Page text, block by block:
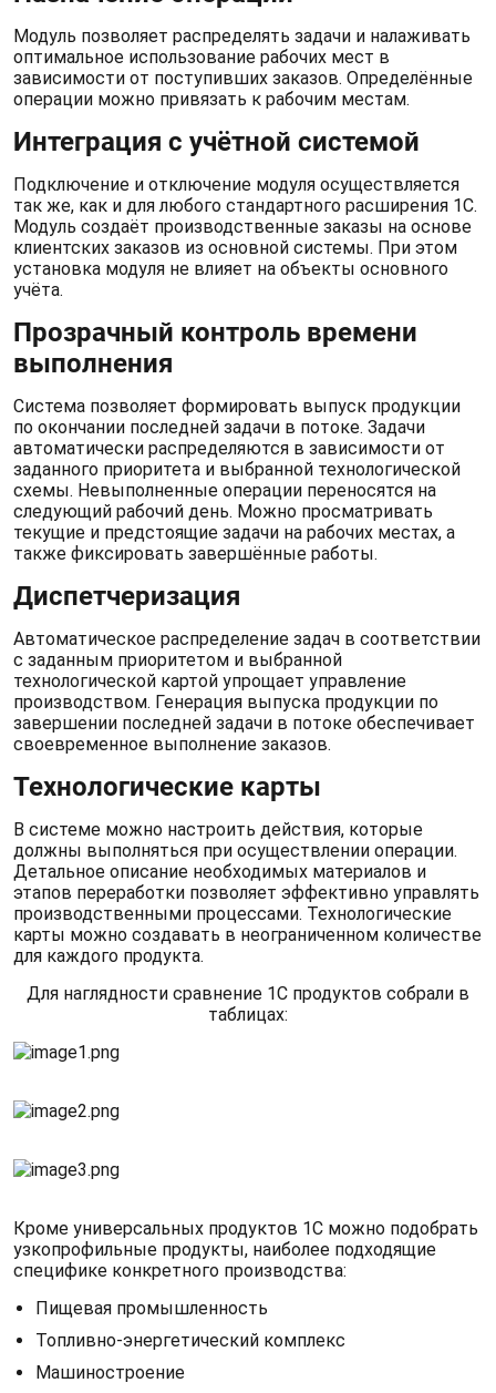
Модуль позволяет распределять задачи и налаживать
оптимальное использование рабочих мест в
зависимости от поступивших заказов. Определённые
операции можно привязать к рабочим местам.
Интеграция с учётной системой
Подключение и отключение модуля осуществляется
так же, как и для любого стандартного расширения 1С.
Модуль создаёт производственные заказы на основе
клиентских заказов из основной системы. При этом
установка модуля не влияет на объекты основного
учёта.
Прозрачный контроль времени
выполнения
Система позволяет формировать выпуск продукции
по окончании последней задачи в потоке. Задачи
автоматически распределяются в зависимости от
заданного приоритета и выбранной технологической
схемы. Невыполненные операции переносятся на
следующий рабочий день. Можно просматривать
текущие и предстоящие задачи на рабочих местах, а
также фиксировать завершённые работы.
Диспетчеризация
Автоматическое распределение задач в соответствии
с заданным приоритетом и выбранной
технологической картой упрощает управление
производством. Генерация выпуска продукции по
завершении последней задачи в потоке обеспечивает
своевременное выполнение заказов.
Технологические карты
В системе можно настроить действия, которые
должны выполняться при осуществлении операции.
Детальное описание необходимых материалов и
этапов переработки позволяет эффективно управлять
производственными процессами. Технологические
карты можно создавать в неограниченном количестве
для каждого продукта.
Для наглядности сравнение 1С продуктов собрали в
таблицах:
Кроме универсальных продуктов 1С можно подобрать
узкопрофильные продукты, наиболее подходящие
специфике конкретного производства:
Пищевая промышленность
Топливно-энергетический комплекс
Машиностроение